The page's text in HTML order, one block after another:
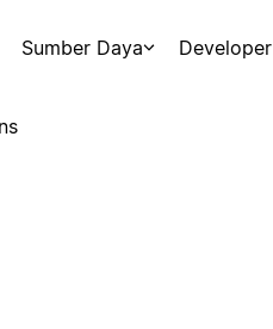
Sumber Daya Developer